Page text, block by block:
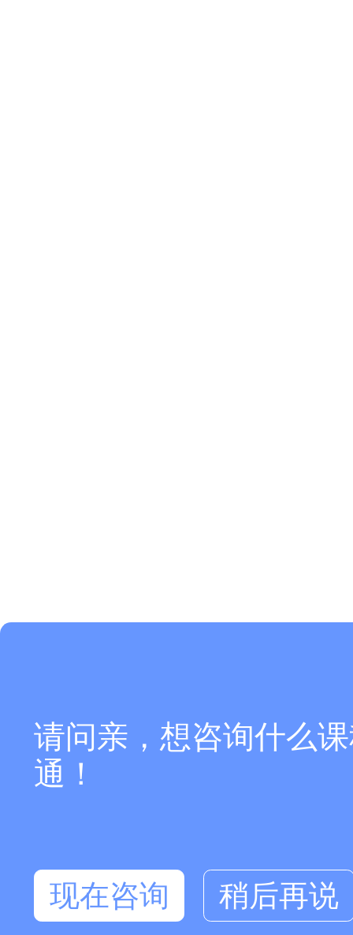
请问亲，想咨询什么
通！
现在咨询 稍后再说